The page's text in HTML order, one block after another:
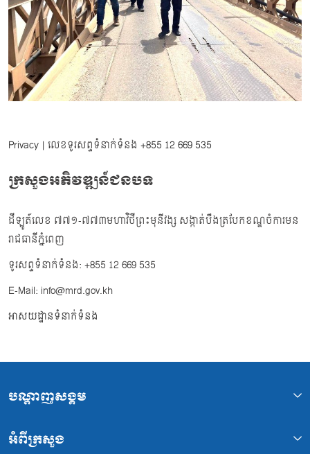
Privacy | លេខទូរសព្ទទំនាក់ទំនង +855 12 669 535
ក្រសួងអភិវឌ្ឍន៍ជនបទ
ដីឡូត៍លេខ ៧៧១-៧៧៣មហាវិថីព្រះមុនីវង្ស សង្កាត់បឹងត្របែកខណ្ឌចំការមន
រាជធានីភ្នំពេញ
ទូរសព្ទទំនាក់ទំនង: +855 12 669 535
E-Mail: info@mrd.gov.kh
អាសយដ្ឋានទំនាក់ទំនង
បណ្ដាញសង្គម
អំពីក្រសួង